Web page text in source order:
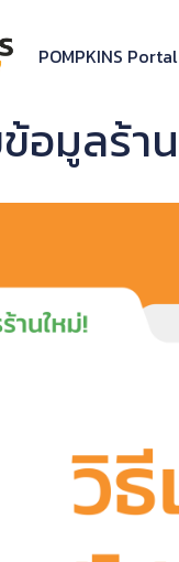
POMPKINS Portal
ข้อมูลร้